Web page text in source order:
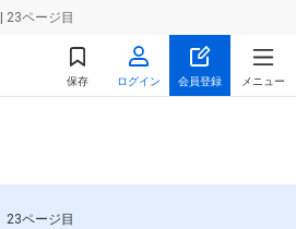
| 23ページ目
保存 ログイン 会員登録 メニュー
23ページ目